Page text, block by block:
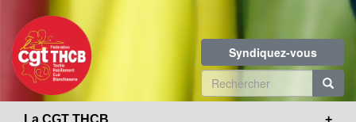
contenu
principal
Syndiquez-vous
Formulaire
de
La CGT THCB